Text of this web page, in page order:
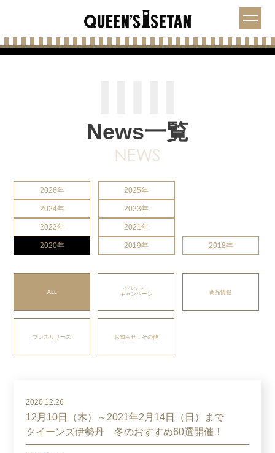
News一覧
2026年 2025年
2024年 2023年
2022年 2021年
2020年 2019年 2018年
ALL
イベント・
キャンペーン
商品情報
プレスリリース お知らせ・その他
2020.12.26
12月10日（木）～2021年2月14日（日）まで
クイーンズ伊勢丹 冬のおすすめ60選開催！